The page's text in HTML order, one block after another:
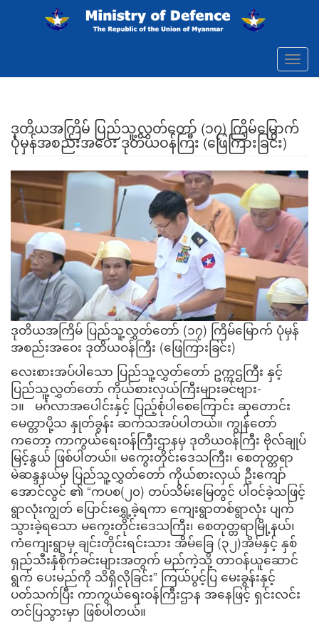
Skip to main content
ဒုတိယအကြိမ် ပြည်သူ့လွှတ်တော် (၁၇) ကြိမ်မြောက်
ပုံမှန်အစည်းအဝေး ဒုတိယဝန်ကြီး (ဖြေကြားခြင်း)
ဒုတိယအကြိမ် ပြည်သူ့လွှတ်တော် (၁၇) ကြိမ်မြောက် ပုံမှန်
အစည်းအဝေး ဒုတိယဝန်ကြီး (ဖြေကြားခြင်း)
လေးစားအပ်ပါသော ပြည်သူ့လွှတ်တော် ဥက္ကဌကြီး နှင့်
ပြည်သူ့လွှတ်တော် ကိုယ်စားလှယ်ကြီးများခင်ဗျား-
၁။ မင်္ဂလာအပေါင်းနှင့် ပြည့်စုံပါစေကြောင်း ဆုတောင်း
မေတ္တာပို့သ နှုတ်ခွန်း ဆက်သအပ်ပါတယ်။ ကျွန်တော်
ကတော့ ကာကွယ်ရေးဝန်ကြီးဌာနမှ ဒုတိယဝန်ကြီး ဗိုလ်ချုပ်
မြင့်နွယ် ဖြစ်ပါတယ်။ မကွေးတိုင်းဒေသကြီး၊ စေတုတ္တရာ
မဲဆန္ဒနယ်မှ ပြည်သူ့လွှတ်တော် ကိုယ်စားလှယ် ဦးကျော်
အောင်လွင် ၏ “ကပစ(၂၀) တပ်သိမ်းမြေတွင် ပါဝင်ခဲ့သဖြင့်
ရွာလုံးကျွတ် ပြောင်းရွှေ့ခဲ့ရကာ ကျေးရွာတစ်ရွာလုံး ပျက်
သွားခဲ့ရသော မကွေးတိုင်းဒေသကြီး၊ စေတုတ္တရာမြို့နယ်၊
ကံကျေးရွာမှ ချင်းတိုင်းရင်းသား အိမ်ခြေ (၃၂)အိမ်နှင့် နှစ်
ရှည်သီးနှံစိုက်ခင်းများအတွက် မည်ကဲ့သို့ တာဝန်ယူဆောင်
ရွက် ပေးမည်ကို သိရှိလိုခြင်း” ကြယ်ပွင့်ပြ မေးခွန်းနှင့်
ပတ်သက်ပြီး ကာကွယ်ရေးဝန်ကြီးဌာန အနေဖြင့် ရှင်းလင်း
တင်ပြသွားမှာ ဖြစ်ပါတယ်။